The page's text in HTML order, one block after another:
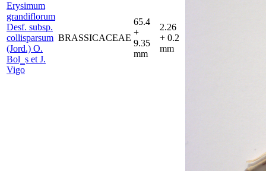
Erysimum
grandiflorum
Desf. subsp.
collisparsum
(Jord.) O.
Bol‗s et J.
Vigo
BRASSICACEAE
65.4
+
9.35
mm
2.26
+ 0.2
mm